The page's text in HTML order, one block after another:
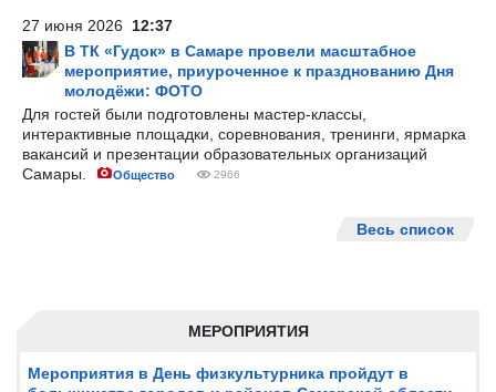
МЕРОПРИЯТИЯ
Мероприятия в День физкультурника пройдут в
27 июня 2026 12:37
В ТК «Гудок» в Самаре провели масштабное
мероприятие, приуроченное к празднованию Дня
молодёжи: ФОТО
Для гостей были подготовлены мастер-классы,
интерактивные площадки, соревнования, тренинги, ярмарка
вакансий и презентации образовательных организаций
Самары.
Общество 2966
Весь список